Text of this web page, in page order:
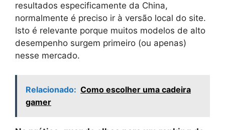
resultados especificamente da China,
normalmente é preciso ir à versão local do site.
Isto é relevante porque muitos modelos de alto
desempenho surgem primeiro (ou apenas)
nesse mercado.
Relacionado: Como escolher uma cadeira
gamer